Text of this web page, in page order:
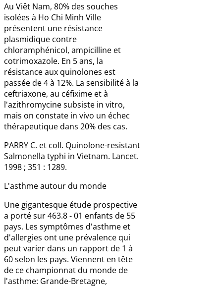
Au Viêt Nam, 80% des souches
isolées à Ho Chi Minh Ville
présentent une résistance
plasmidique contre
chloramphénicol, ampicilline et
cotrimoxazole. En 5 ans, la
résistance aux quinolones est
passée de 4 à 12%. La sensibilité à la
ceftriaxone, au céfixime et à
l'azithromycine subsiste in vitro,
mais on constate in vivo un échec
thérapeutique dans 20% des cas.
PARRY C. et coll. Quinolone-resistant
Salmonella typhi in Vietnam. Lancet.
1998 ; 351 : 1289.
L'asthme autour du monde
Une gigantesque étude prospective
a porté sur 463.8 - 01 enfants de 55
pays. Les symptômes d'asthme et
d'allergies ont une prévalence qui
peut varier dans un rapport de 1 à
60 selon les pays. Viennent en tête
de ce championnat du monde de
l'asthme: Grande-Bretagne,